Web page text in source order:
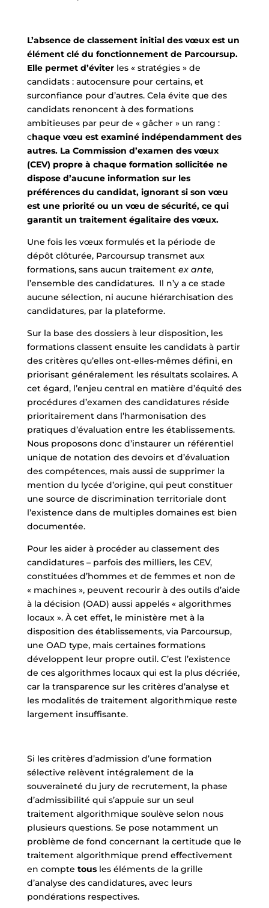
L’absence de classement initial des vœux est un
élément clé du fonctionnement de Parcoursup.
Elle permet d’éviter les « stratégies » de
candidats : autocensure pour certains, et
surconfiance pour d’autres. Cela évite que des
candidats renoncent à des formations
ambitieuses par peur de « gâcher » un rang :
chaque vœu est examiné indépendamment des
autres. La Commission d’examen des vœux
(CEV) propre à chaque formation sollicitée ne
dispose d’aucune information sur les
préférences du candidat, ignorant si son vœu
est une priorité ou un vœu de sécurité, ce qui
garantit un traitement égalitaire des vœux.
Une fois les vœux formulés et la période de
dépôt clôturée, Parcoursup transmet aux
formations, sans aucun traitement ex ante,
l’ensemble des candidatures. Il n’y a ce stade
aucune sélection, ni aucune hiérarchisation des
candidatures, par la plateforme.
Sur la base des dossiers à leur disposition, les
formations classent ensuite les candidats à partir
des critères qu’elles ont-elles-mêmes défini, en
priorisant généralement les résultats scolaires. A
cet égard, l’enjeu central en matière d’équité des
procédures d’examen des candidatures réside
prioritairement dans l’harmonisation des
pratiques d’évaluation entre les établissements.
Nous proposons donc d’instaurer un référentiel
unique de notation des devoirs et d’évaluation
des compétences, mais aussi de supprimer la
mention du lycée d’origine, qui peut constituer
une source de discrimination territoriale dont
l’existence dans de multiples domaines est bien
documentée.
Pour les aider à procéder au classement des
candidatures – parfois des milliers, les CEV,
constituées d’hommes et de femmes et non de
« machines », peuvent recourir à des outils d’aide
à la décision (OAD) aussi appelés « algorithmes
locaux ». À cet effet, le ministère met à la
disposition des établissements, via Parcoursup,
une OAD type, mais certaines formations
développent leur propre outil. C’est l’existence
de ces algorithmes locaux qui est la plus décriée,
car la transparence sur les critères d’analyse et
les modalités de traitement algorithmique reste
largement insuffisante.
Si les critères d’admission d’une formation
sélective relèvent intégralement de la
souveraineté du jury de recrutement, la phase
d’admissibilité qui s’appuie sur un seul
traitement algorithmique soulève selon nous
plusieurs questions. Se pose notamment un
problème de fond concernant la certitude que le
traitement algorithmique prend effectivement
en compte tousles éléments de la grille
d’analyse des candidatures, avec leurs
pondérations respectives.